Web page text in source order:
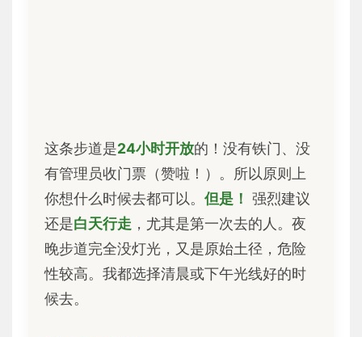
这条步道是24小时开放的！没有铁门、没
有管理员收门票（赞啦！）。所以原则上
你想什么时候去都可以。 但是！ 强烈建议
还是白天行走 ，尤其是第一次去的人。夜
晚步道完全没灯光，又是原始土径，危险
性较高。我都选择清晨或下午光线好的时
候去。